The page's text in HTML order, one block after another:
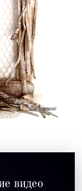
видео